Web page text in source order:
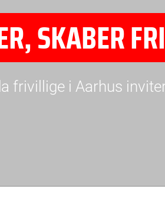
SKABER
frivillige i Aarhus